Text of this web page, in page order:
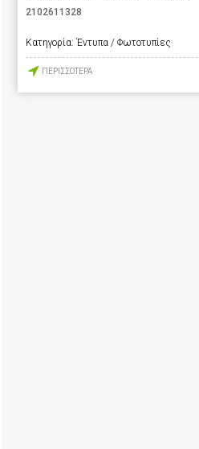
2102611328
Κατηγορία: Έντυπα / Φωτοτυπίες
ΠΕΡΙΣΣΟΤΕΡΑ